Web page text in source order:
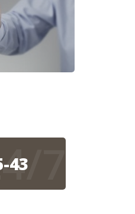
437